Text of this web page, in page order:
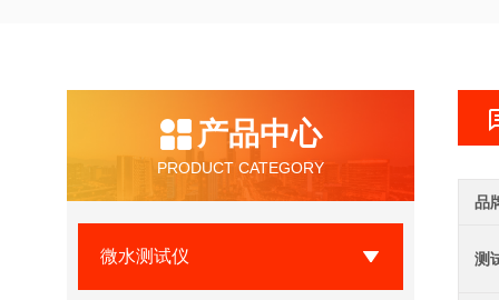
产品中心
PRODUCT CATEGORY
微水测试仪
品
测